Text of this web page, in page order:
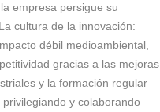
empresa persigue su
cultura de la innovación:
débil medioambiental,
gracias a las mejoras
y la formación regular
y colaborando